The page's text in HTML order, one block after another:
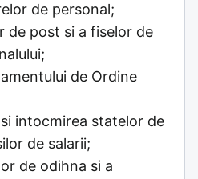
de personal;
de post si a fiselor de
de Ordine
intocmirea statelor de
de salarii;
de odihna si a